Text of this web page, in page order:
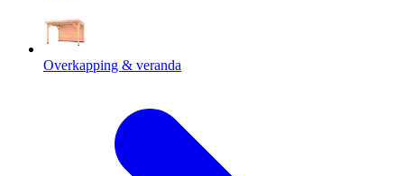
Overkapping & veranda